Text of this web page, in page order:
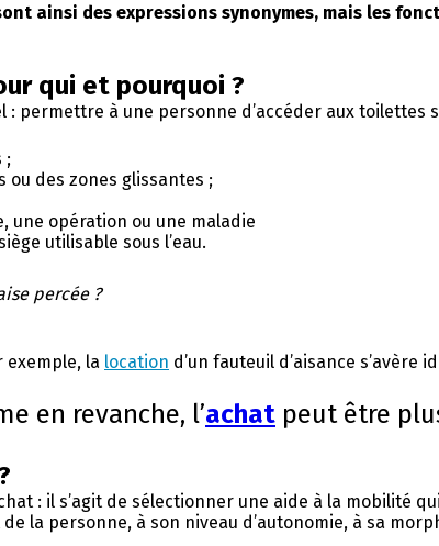
ainsi des expressions synonymes, mais les
qui et pourquoi ?
permettre à une personne d’accéder aux
;
ou des zones glissantes ;
une opération ou une maladie
utilisable sous l’eau.
percée ?
exemple, la location d’un fauteuil d’aisance
en revanche, l’achat peut être
: il s’agit de sélectionner une aide à la mobilité
la personne, à son niveau d’autonomie, à sa